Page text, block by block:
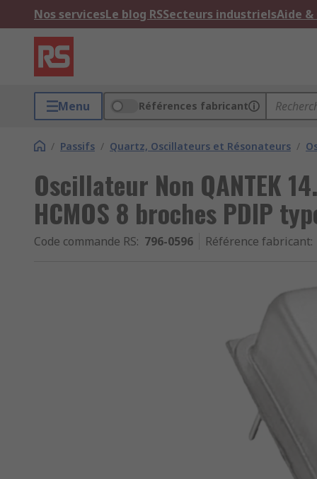
Nos servicesLe blog RSSecteurs industrielsAide
Menu Références fabricant
/ Passifs / Quartz, Oscillateurs et Résonateurs /
Oscillateur Non QANTEK
HCMOS 8 broches PDIP
Code commande RS: 796-0596 Référence fabricant: